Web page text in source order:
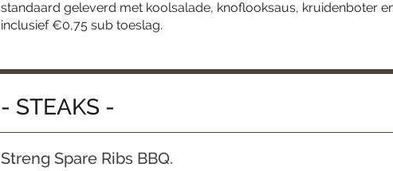
standaard geleverd met koolsalade, knoflooksaus, kruidenboter
inclusief €0,75 sub toeslag.
- STEAKS -
Streng Spare Ribs BBQ.